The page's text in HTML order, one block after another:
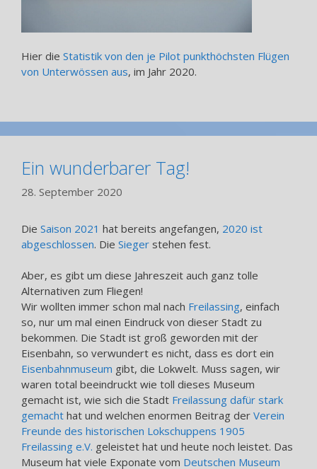
Hier die Statistik von den je Pilot punkthöchsten Flügen
von Unterwössen aus, im Jahr 2020.
Ein wunderbarer Tag!
28. September 2020
Die Saison 2021 hat bereits angefangen, 2020 ist
abgeschlossen. Die Sieger stehen fest.
Aber, es gibt um diese Jahreszeit auch ganz tolle
Alternativen zum Fliegen!
Wir wollten immer schon mal nach Freilassing, einfach
so, nur um mal einen Eindruck von dieser Stadt zu
bekommen. Die Stadt ist groß geworden mit der
Eisenbahn, so verwundert es nicht, dass es dort ein
Eisenbahnmuseum gibt, die Lokwelt. Muss sagen, wir
waren total beeindruckt wie toll dieses Museum
gemacht ist, wie sich die Stadt Freilassung dafür stark
gemacht hat und welchen enormen Beitrag der Verein
Freunde des historischen Lokschuppens 1905
Freilassing e.V. geleistet hat und heute noch leistet. Das
Museum hat viele Exponate vom Deutschen Museum